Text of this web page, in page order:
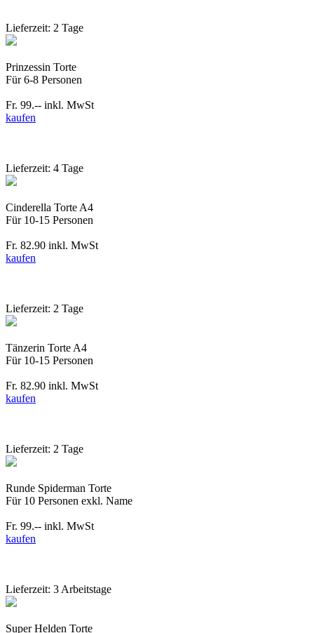
Lieferzeit: 2 Tage
Prinzessin Torte
Für 6-8 Personen
Fr. 99.-- inkl. MwSt
kaufen
Lieferzeit: 4 Tage
Cinderella Torte A4
Für 10-15 Personen
Fr. 82.90 inkl. MwSt
kaufen
Lieferzeit: 2 Tage
Tänzerin Torte A4
Für 10-15 Personen
Fr. 82.90 inkl. MwSt
kaufen
Lieferzeit: 2 Tage
Runde Spiderman Torte
Für 10 Personen exkl. Name
Fr. 99.-- inkl. MwSt
kaufen
Lieferzeit: 3 Arbeitstage
Super Helden Torte